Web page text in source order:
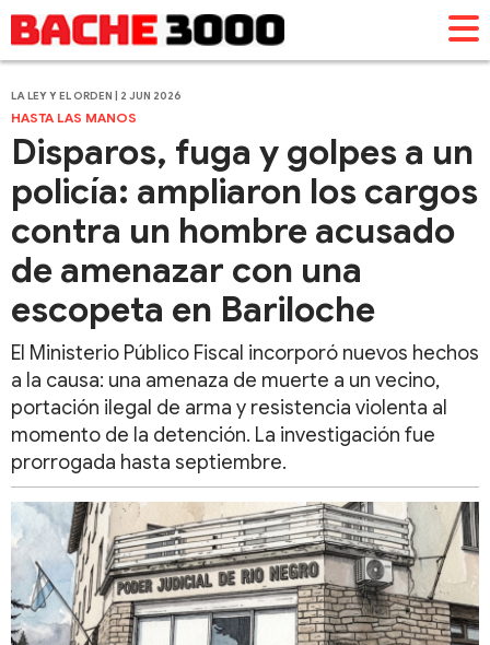
LA LEY Y EL ORDEN | 2 JUN 2026
HASTA LAS MANOS
Disparos, fuga y golpes a un
policía: ampliaron los cargos
contra un hombre acusado
de amenazar con una
escopeta en Bariloche
El Ministerio Público Fiscal incorporó nuevos hechos
a la causa: una amenaza de muerte a un vecino,
portación ilegal de arma y resistencia violenta al
momento de la detención. La investigación fue
prorrogada hasta septiembre.